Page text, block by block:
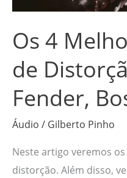
Os 4
de
Fender,
Áudio / Gilberto Pinho
Neste artigo veremos
distorção. Além disso,
Fender,
Boss
e
mais